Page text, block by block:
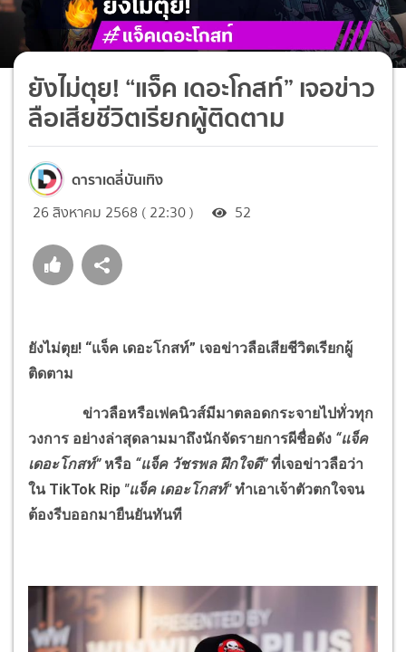
ยังไม่ตุย! “แจ็ค เดอะโกสท์” เจอข่าว
ลือเสียชีวิตเรียกผู้ติดตาม
ดาราเดลี่บันเทิง
26 สิงหาคม 2568 ( 22:30 ) 52
ยังไม่ตุย! “แจ็ค เดอะโกสท์” เจอข่าวลือเสียชีวิตเรียกผู้
ติดตาม
ข่าวลือหรือเฟคนิวส์มีมาตลอดกระจายไปทั่วทุก
วงการ อย่างล่าสุดลามมาถึงนักจัดรายการผีชื่อดัง “แจ็ค
เดอะโกสท์”หรือ “แจ็ค วัชรพล ฝึกใจดี”ที่เจอข่าวลือว่า
ใน TikTok Rip "แจ็ค เดอะโกสท์"ทำเอาเจ้าตัวตกใจจน
ต้องรีบออกมายืนยันทันที